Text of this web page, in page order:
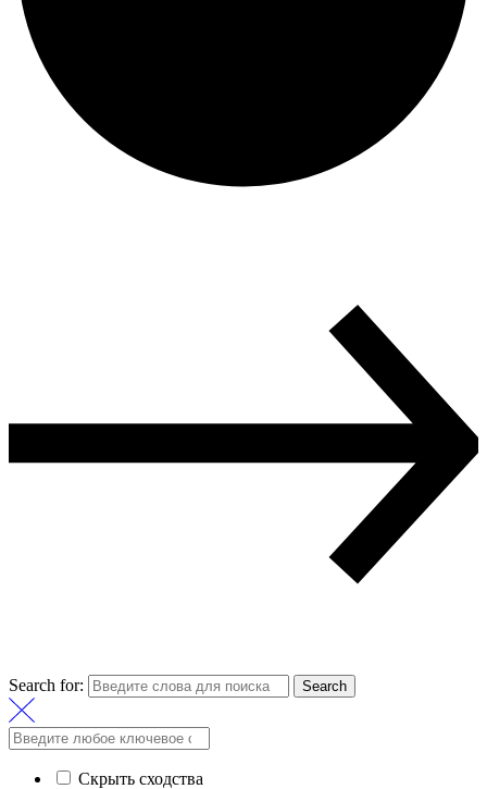
Search for: Search
Скрыть сходства